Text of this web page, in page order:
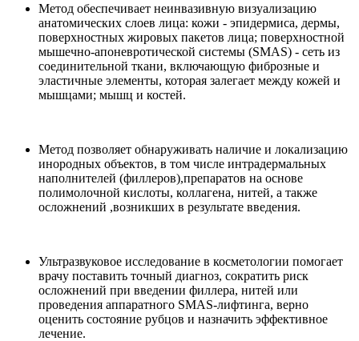
Метод обеспечивает неинвазивную визуализацию
анатомических слоев лица: кожи - эпидермиса, дермы,
поверхностных жировых пакетов лица; поверхностной
мышечно-апоневротической системы (SMAS) - сеть из
соединительной ткани, включающую фиброзные и
эластичные элементы, которая залегает между кожей и
мышцами; мышц и костей.
Метод позволяет обнаруживать наличие и локализацию
инородных объектов, в том числе интрадермальных
наполнителей (филлеров),препаратов на основе
полимолочной кислоты, коллагена, нитей, а также
осложнений ,возникших в результате введения.
Ультразвуковое исследование в косметологии помогает
врачу поставить точный диагноз, сократить риск
осложнений при введении филлера, нитей или
проведения аппаратного SMAS-лифтинга, верно
оценить состояние рубцов и назначить эффективное
лечение.